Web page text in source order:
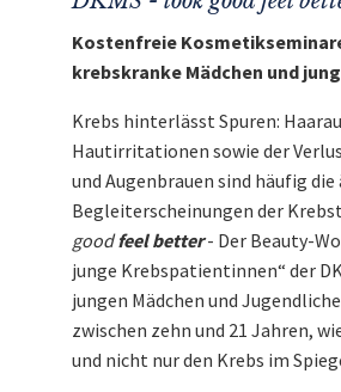
Kostenfreie
krebskranke Mädchen und
Krebs hinterlässt Spuren:
Hautirritationen sowie der
und Augenbrauen sind häufig die
Begleiterscheinungen der
goodfeel better- Der Beauty-
junge Krebspatientinnen“ der
jungen Mädchen und
zwischen zehn und 21 Jahren,
und nicht nur den Krebs im